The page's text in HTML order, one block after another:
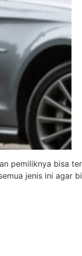
pemiliknya bisa
jenis ini agar